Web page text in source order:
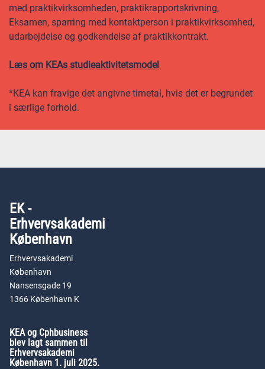
med praktikvirksomheden, praktikrapportskrivning,
Eksamen, sparring med kontaktperson i praktikvirksomhed,
udarbejdelse og godkendelse af praktikkontrakt.
Læs om KEAs studieaktivitetsmodel
*KEA kan fravige det angivne timetal, hvis det er begrundet
i særlige forhold.
EK -
Erhvervsakademi
København
Erhvervsakademi
København
Nansensgade 19
1366 København K
KEA og Cphbusiness
blev lagt sammen til
Erhvervsakademi
København 1. juli 2025.